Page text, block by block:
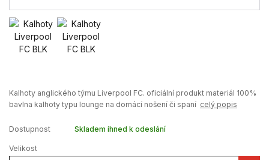
Kalhoty anglického týmu Liverpool FC. oficiální produkt materiál 100%
bavlna kalhoty typu lounge na domácí nošení či spaní celý popis
Dostupnost Skladem ihned k odeslání
Velikost